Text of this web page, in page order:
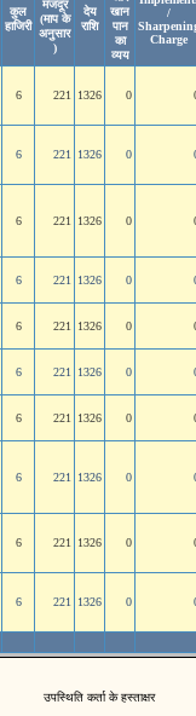
कुल
हाजिरी
मजदूर
(माप के
अनुसार
)
देय
राशि
खान
पान
का
व्यय
/
Charge
6 221 1326 0
6 221 1326 0
6 221 1326 0
6 221 1326 0
6 221 1326 0
6 221 1326 0
6 221 1326 0
6 221 1326 0
6 221 1326 0
6 221 1326 0
उपस्थिति कर्ता के हस्ताक्षर